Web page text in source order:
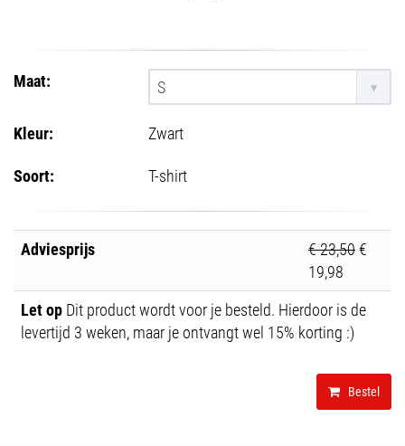
Maat: S
Kleur:
Zwart
Soort:
T-shirt
Adviesprijs € 23,50€
19,98
Let op Dit product wordt voor je besteld. Hierdoor is de
levertijd 3 weken, maar je ontvangt wel 15% korting :)
Bestel